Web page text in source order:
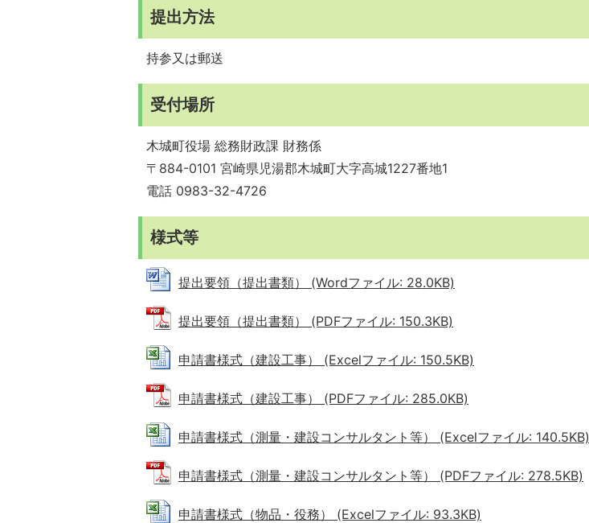
提出方法
持参又は郵送
受付場所
木城町役場 総務財政課 財務係
〒884-0101 宮崎県児湯郡木城町大字高城1227番地1
電話 0983-32-4726
様式等
提出要領（提出書類） (Wordファイル: 28.0KB)
提出要領（提出書類） (PDFファイル: 150.3KB)
申請書様式（建設工事） (Excelファイル: 150.5KB)
申請書様式（建設工事） (PDFファイル: 285.0KB)
申請書様式（測量・建設コンサルタント等） (Excelファイル: 140.5KB)
申請書様式（測量・建設コンサルタント等） (PDFファイル: 278.5KB)
申請書様式（物品・役務） (Excelファイル: 93.3KB)